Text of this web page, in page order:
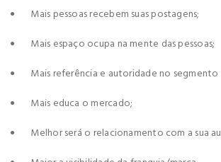
Mais pessoas recebem suas postagens;
Mais espaço ocupa na mente das pessoas;
Mais referência e autoridade no
Mais educa o mercado;
Melhor será o relacionamento com a sua